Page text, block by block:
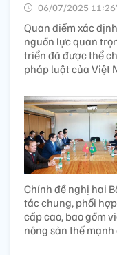
06/07/2025 11:26’
Quan điểm xác
nguồn lực quan
triển đã được thể
pháp luật của Việt
Chính đề nghị hai
tác chung, phối
cấp cao, bao gồm
nông sản thế